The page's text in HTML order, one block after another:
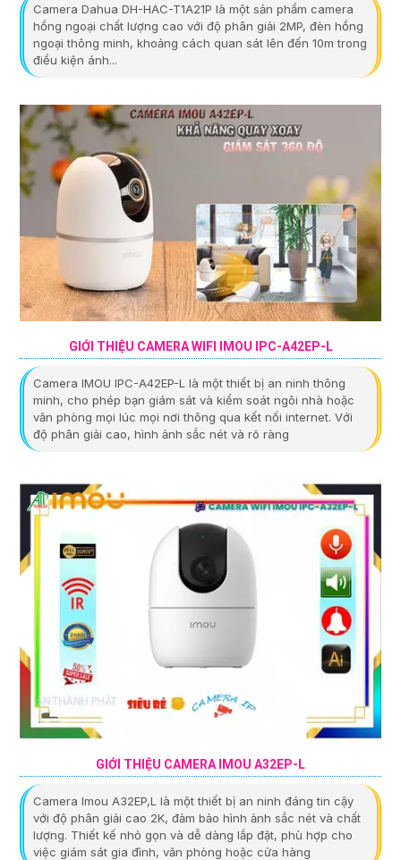
Camera Dahua DH-HAC-T1A21P là một sản phẩm camera
hồng ngoại chất lượng cao với độ phân giải 2MP, đèn hồng
ngoại thông minh, khoảng cách quan sát lên đến 10m trong
điều kiện ánh...
GIỚI THIỆU CAMERA WIFI IMOU IPC-A42EP-L
Camera IMOU IPC-A42EP-L là một thiết bị an ninh thông
minh, cho phép bạn giám sát và kiểm soát ngôi nhà hoặc
văn phòng mọi lúc mọi nơi thông qua kết nối internet. Với
độ phân giải cao, hình ảnh sắc nét và rõ ràng
GIỚI THIỆU CAMERA IMOU A32EP-L
Camera Imou A32EP,L là một thiết bị an ninh đáng tin cậy
với độ phân giải cao 2K, đảm bảo hình ảnh sắc nét và chất
lượng. Thiết kế nhỏ gọn và dễ dàng lắp đặt, phù hợp cho
việc giám sát gia đình, văn phòng hoặc cửa hàng